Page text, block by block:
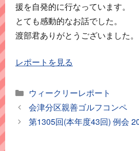
援を自発的に行なっています。
とても感動的なお話でした。
渡部君ありがとうございました。
レポートを見る
カ
テ
ゴ
リ
ウィークリーレポート
会津分区親善ゴルフコンペ
第1305回(本年度43回) 例会